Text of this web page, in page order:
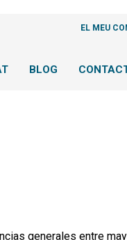
EL MEU
BLOG
generales entre